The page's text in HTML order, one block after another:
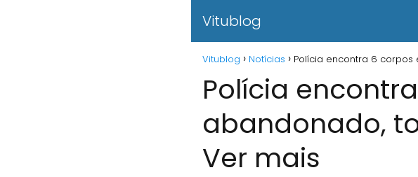
Vitublog
Vitublog Notícias Polícia encontra 6
Polícia
abandonado,
Ver mais